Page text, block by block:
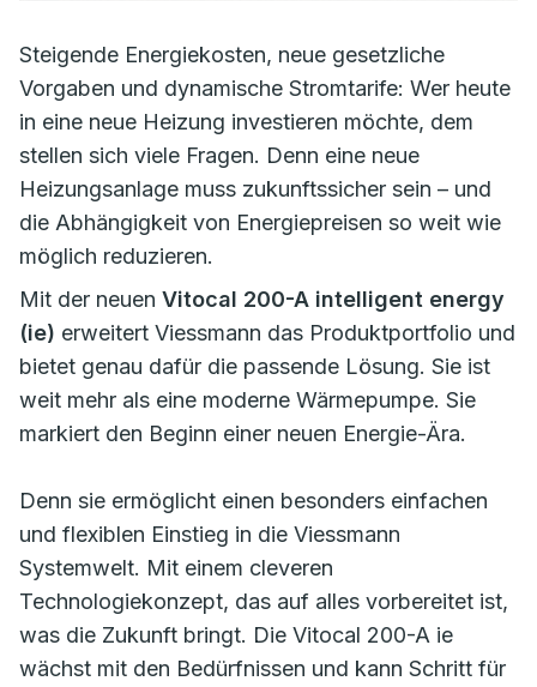
Steigende Energiekosten, neue gesetzliche
Vorgaben und dynamische Stromtarife: Wer heute
in eine neue Heizung investieren möchte, dem
stellen sich viele Fragen. Denn eine neue
Heizungsanlage muss zukunftssicher sein – und
die Abhängigkeit von Energiepreisen so weit wie
möglich reduzieren.
Mit der neuen Vitocal 200-A intelligent energy
(ie) erweitert Viessmann das Produktportfolio und
bietet genau dafür die passende Lösung. Sie ist
weit mehr als eine moderne Wärmepumpe. Sie
markiert den Beginn einer neuen Energie-Ära.
Denn sie ermöglicht einen besonders einfachen
und flexiblen Einstieg in die Viessmann
Systemwelt. Mit einem cleveren
Technologiekonzept, das auf alles vorbereitet ist,
was die Zukunft bringt. Die Vitocal 200-A ie
wächst mit den Bedürfnissen und kann Schritt für